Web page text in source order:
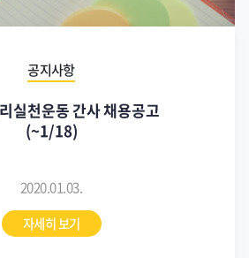
공지사항
실천운동 간사 채용공고
(~1/18)
2020.01.03.
자세히 보기